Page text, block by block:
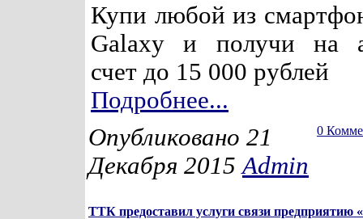
Купи любой из
Galaxy и получи на
счет до 15 000 рублей
Подробнее...
0
Опубликовано 21
Декабря 2015Admin
ТТК предоставил услуги связи предприятию